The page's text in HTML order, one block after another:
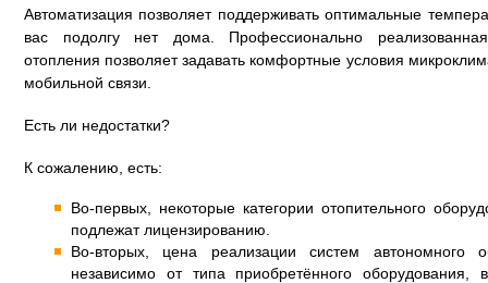
Автоматизация позволяет поддерживать оптимальные
вас подолгу нет дома. Профессионально
отопления позволяет задавать комфортные условия
мобильной связи.
Есть ли недостатки?
К сожалению, есть:
Во-первых, некоторые категории отопительного
подлежат лицензированию.
Во-вторых, цена реализации систем автономного
независимо от типа приобретённого оборудования,